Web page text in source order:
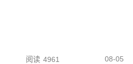
阅读 4961 08-05